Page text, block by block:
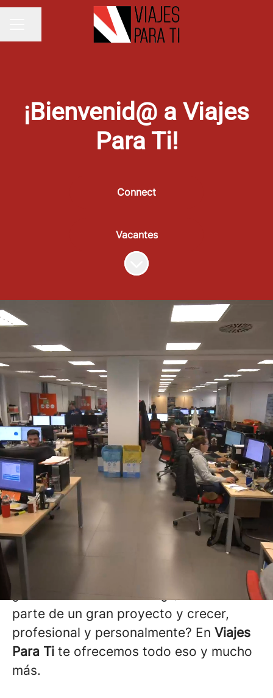
Compartir página
¡Bienvenid@ a Viajes
Para Ti!
Connect
Vacantes
Más contenido
Una carrera
profesional única
¿Buscas un nuevo reto? ¿Quieres formar
parte de un gran proyecto y crecer,
profesional y personalmente? En Viajes
Para Ti te ofrecemos todo eso y mucho
más.